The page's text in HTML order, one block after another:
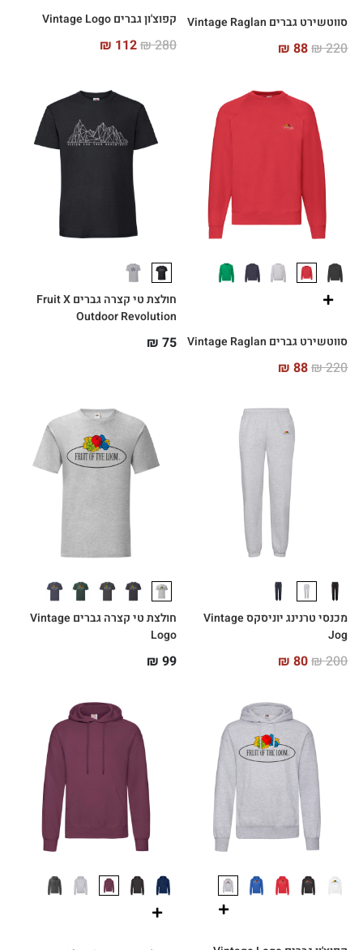
סווטשירט גברים Vintage Raglan
₪220
₪ 88
קפוצ'ון גברים Vintage Logo
₪280
₪ 112
סווטשירט גברים Vintage Raglan
₪220
₪ 88
חולצת טי קצרה גברים Fruit X
Outdoor Revolution
₪ 75
מכנסי טרנינג יוניסקס Vintage
Jog
₪200
₪ 80
חולצת טי קצרה גברים Vintage
Logo
₪ 99